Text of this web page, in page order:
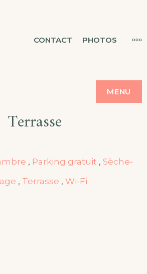
MAISON &
D'HÔTES
CONTACT PHOTOS
MENU
Terrasse
, Parking gratuit , Sèche-
, Terrasse , Wi-Fi